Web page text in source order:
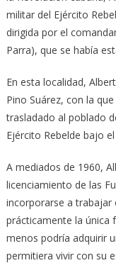
militar del Ejército
dirigida por el
Parra), que se había
En esta localidad,
Pino Suárez, con la
trasladado al poblado
Ejército Rebelde bajo
A mediados de 1960,
licenciamiento de las
incorporarse a trabajar
prácticamente la única
menos podría adquirir
permitiera vivir con su